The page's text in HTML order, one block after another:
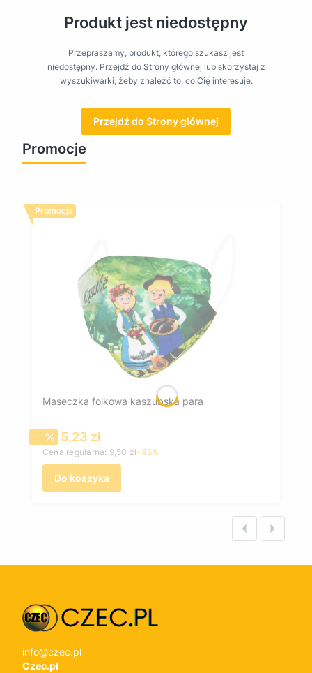
Produkt jest niedostępny
Przepraszamy, produkt, którego szukasz jest
niedostępny. Przejdź do Strony głównej lub skorzystaj z
wyszukiwarki, żeby znaleźć to, co Cię interesuje.
Przejdź do Strony głównej
Promocje
Promocja
Maseczka folkowa kaszubska para
Cena promocyjna
5,23 zł
Cena regularna: 9,50 zł-45%
Do koszyka
info@czec.pl
Czec.pl